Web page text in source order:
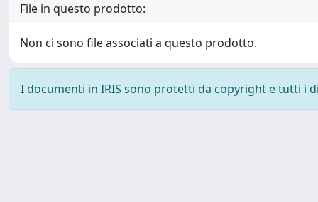
File in questo prodotto:
Non ci sono file associati a questo prodotto.
I documenti in IRIS sono protetti da copyright e tutti i